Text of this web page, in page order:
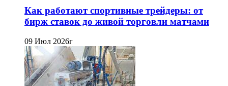
Как работают спортивные трейдеры: от
бирж ставок до живой торговли матчами
09 Июл 2026г